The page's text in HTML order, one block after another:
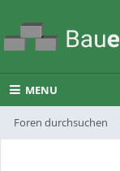
MENU
Foren durchsuchen